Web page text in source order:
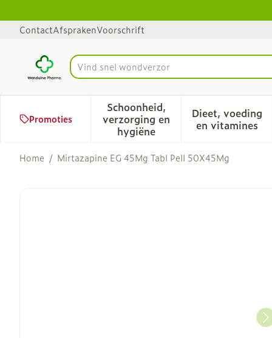
ContactAfsprakenVoorschrift
Product, merk, categorie...
Promoties
Schoonheid,
verzorging en
hygiëne
Toon submenu voor
Dieet, voeding
en vitamines
Toon
Home / Mirtazapine EG 45Mg Tabl Pell 50X45Mg
Mirtazapine EG 45Mg